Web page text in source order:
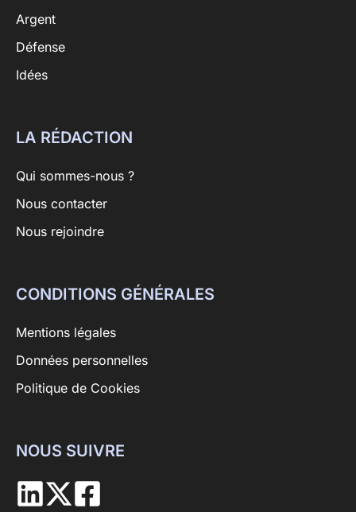
Argent
Défense
Idées
LA RÉDACTION
Qui sommes-nous ?
Nous contacter
Nous rejoindre
CONDITIONS GÉNÉRALES
Mentions légales
Données personnelles
Politique de Cookies
NOUS SUIVRE